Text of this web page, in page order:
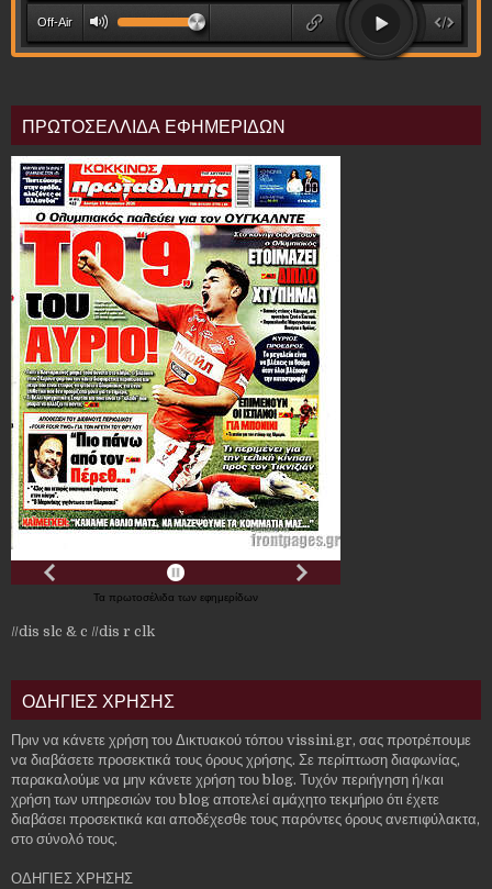
ΠΡΩΤΟΣΕΛΛΙΔΑ ΕΦΗΜΕΡΙΔΩΝ
Τα πρωτοσέλιδα των εφημερίδων
//dis slc & c //dis r clk
ΟΔΗΓΙΕΣ ΧΡΗΣΗΣ
Πριν να κάνετε χρήση του Δικτυακού τόπου vissini.gr, σας προτρέπουμε
να διαβάσετε προσεκτικά τους όρους χρήσης. Σε περίπτωση διαφωνίας,
παρακαλούμε να μην κάνετε χρήση του blog. Τυχόν περιήγηση ή/και
χρήση των υπηρεσιών του blog αποτελεί αμάχητο τεκμήριο ότι έχετε
διαβάσει προσεκτικά και αποδέχεσθε τους παρόντες όρους ανεπιφύλακτα,
στο σύνολό τους.
ΟΔΗΓΙΕΣ ΧΡΗΣΗΣ